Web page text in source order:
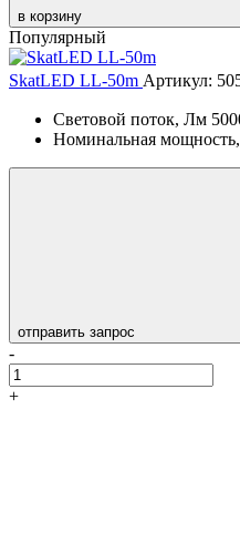
в корзину
Популярный
SkatLED LL-50m Артикул:
Световой поток, Лм
Номинальная
отправить запрос
-
+